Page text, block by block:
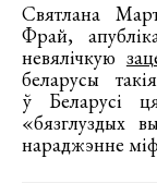
Святлана
Фрай,
невялічкую
беларусы
ў Беларусі
«бязглуздых
нараджэнне